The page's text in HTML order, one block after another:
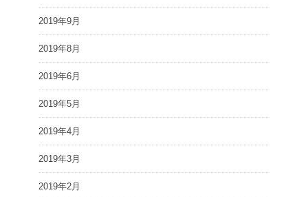
2019年9月
2019年8月
2019年6月
2019年5月
2019年4月
2019年3月
2019年2月